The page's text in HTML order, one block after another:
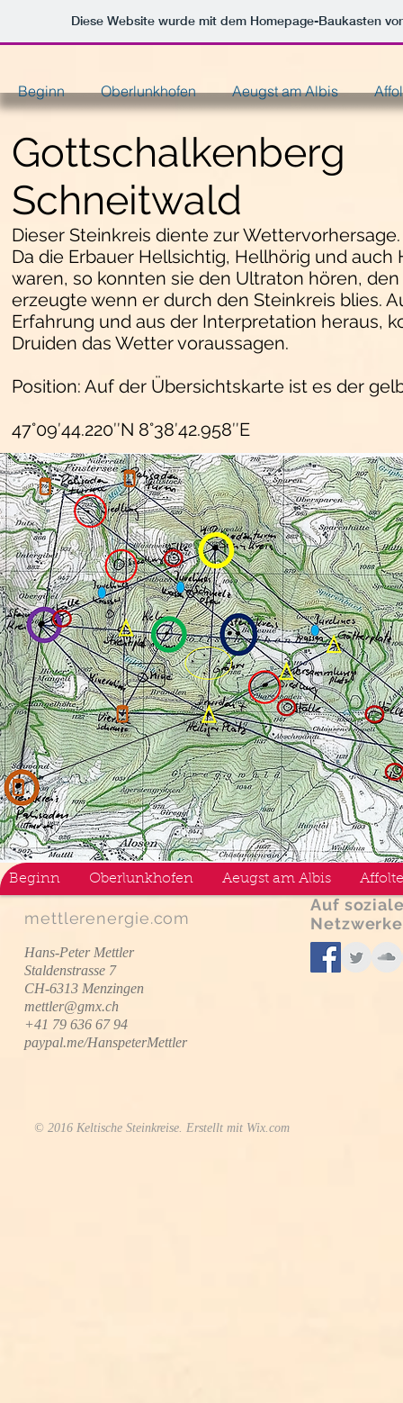
Diese Website wurde mit dem Homepage-Baukasten
Beginn Oberlunkhofen Aeugst am Albis
Gottschalkenberg
Schneitwald
Dieser Steinkreis diente zur Wettervorhersage.
Da die Erbauer Hellsichtig, Hellhörig und auch
waren, so konnten sie den Ultraton hören,
erzeugte wenn er durch den Steinkreis blies.
Erfahrung und aus der Interpretation heraus,
Druiden das Wetter voraussagen.
Position: Auf der Übersichtskarte ist es der
47°09′44.220″N 8°38′42.958″E
mettlerenergie.com
Hans-Peter Mettler
Staldenstrasse 7
CH-6313 Menzingen
mettler@gmx.ch
+41 79 636 67 94
paypal.me/HanspeterMettler
Auf
© 2016 Keltische Steinkreise. Erstellt mit Wix.com
Beginn Oberlunkhofen Aeugst am Albis